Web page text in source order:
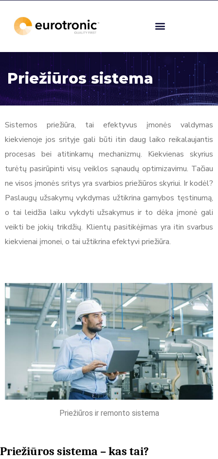
Priežiūros sistema
Sistemos priežiūra, tai efektyvus įmonės valdymas
kiekvienoje jos srityje gali būti itin daug laiko reikalaujantis
procesas bei atitinkamų mechanizmų. Kiekvienas skyrius
turėtų pasirūpinti visų veiklos sąnaudų optimizavimu. Tačiau
ne visos įmonės sritys yra svarbios priežiūros skyriui. Ir kodėl?
Paslaugų užsakymų vykdymas užtikrina gamybos tęstinumą,
o tai leidžia laiku vykdyti užsakymus ir to dėka įmonė gali
veikti be jokių trikdžių. Klientų pasitikėjimas yra itin svarbus
kiekvienai įmonei, o tai užtikrina efektyvi priežiūra.
Priežiūros ir remonto sistema
Priežiūros sistema – kas tai?